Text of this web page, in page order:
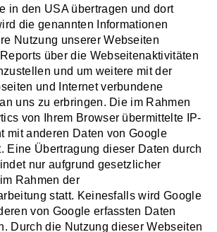
in den USA übertragen und dort
die genannten Informationen
Nutzung unserer Webseiten
über die Webseitenaktivitäten
und um weitere mit der
und Internet verbundene
uns zu erbringen. Die im Rahmen
von Ihrem Browser übermittelte IP-
mit anderen Daten von Google
Eine Übertragung dieser Daten durch
nur aufgrund gesetzlicher
Rahmen der
statt. Keinesfalls wird Google
von Google erfassten Daten
Durch die Nutzung dieser Webseiten